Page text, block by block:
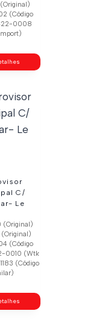
(Código
0008
C/
Le
(Código
0010 (Wtk
(Código